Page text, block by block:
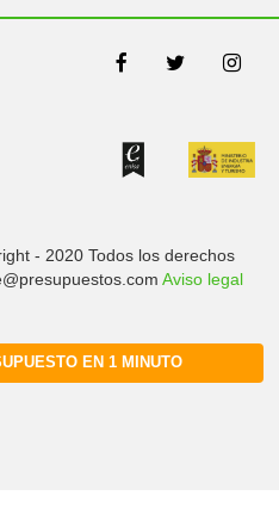
- 2020 Todos los derechos
Aviso legal
EN 1 MINUTO